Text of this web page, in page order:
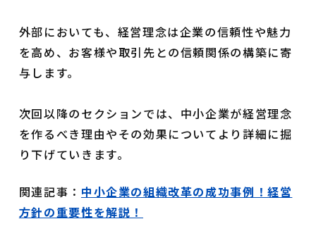
外部においても、経営理念は企業の信頼性や魅力
を高め、お客様や取引先との信頼関係の構築に寄
与します。
次回以降のセクションでは、中小企業が経営理念
を作るべき理由やその効果についてより詳細に掘
り下げていきます。
関連記事： 中小企業の組織改革の成功事例！経営
方針の重要性を解説！